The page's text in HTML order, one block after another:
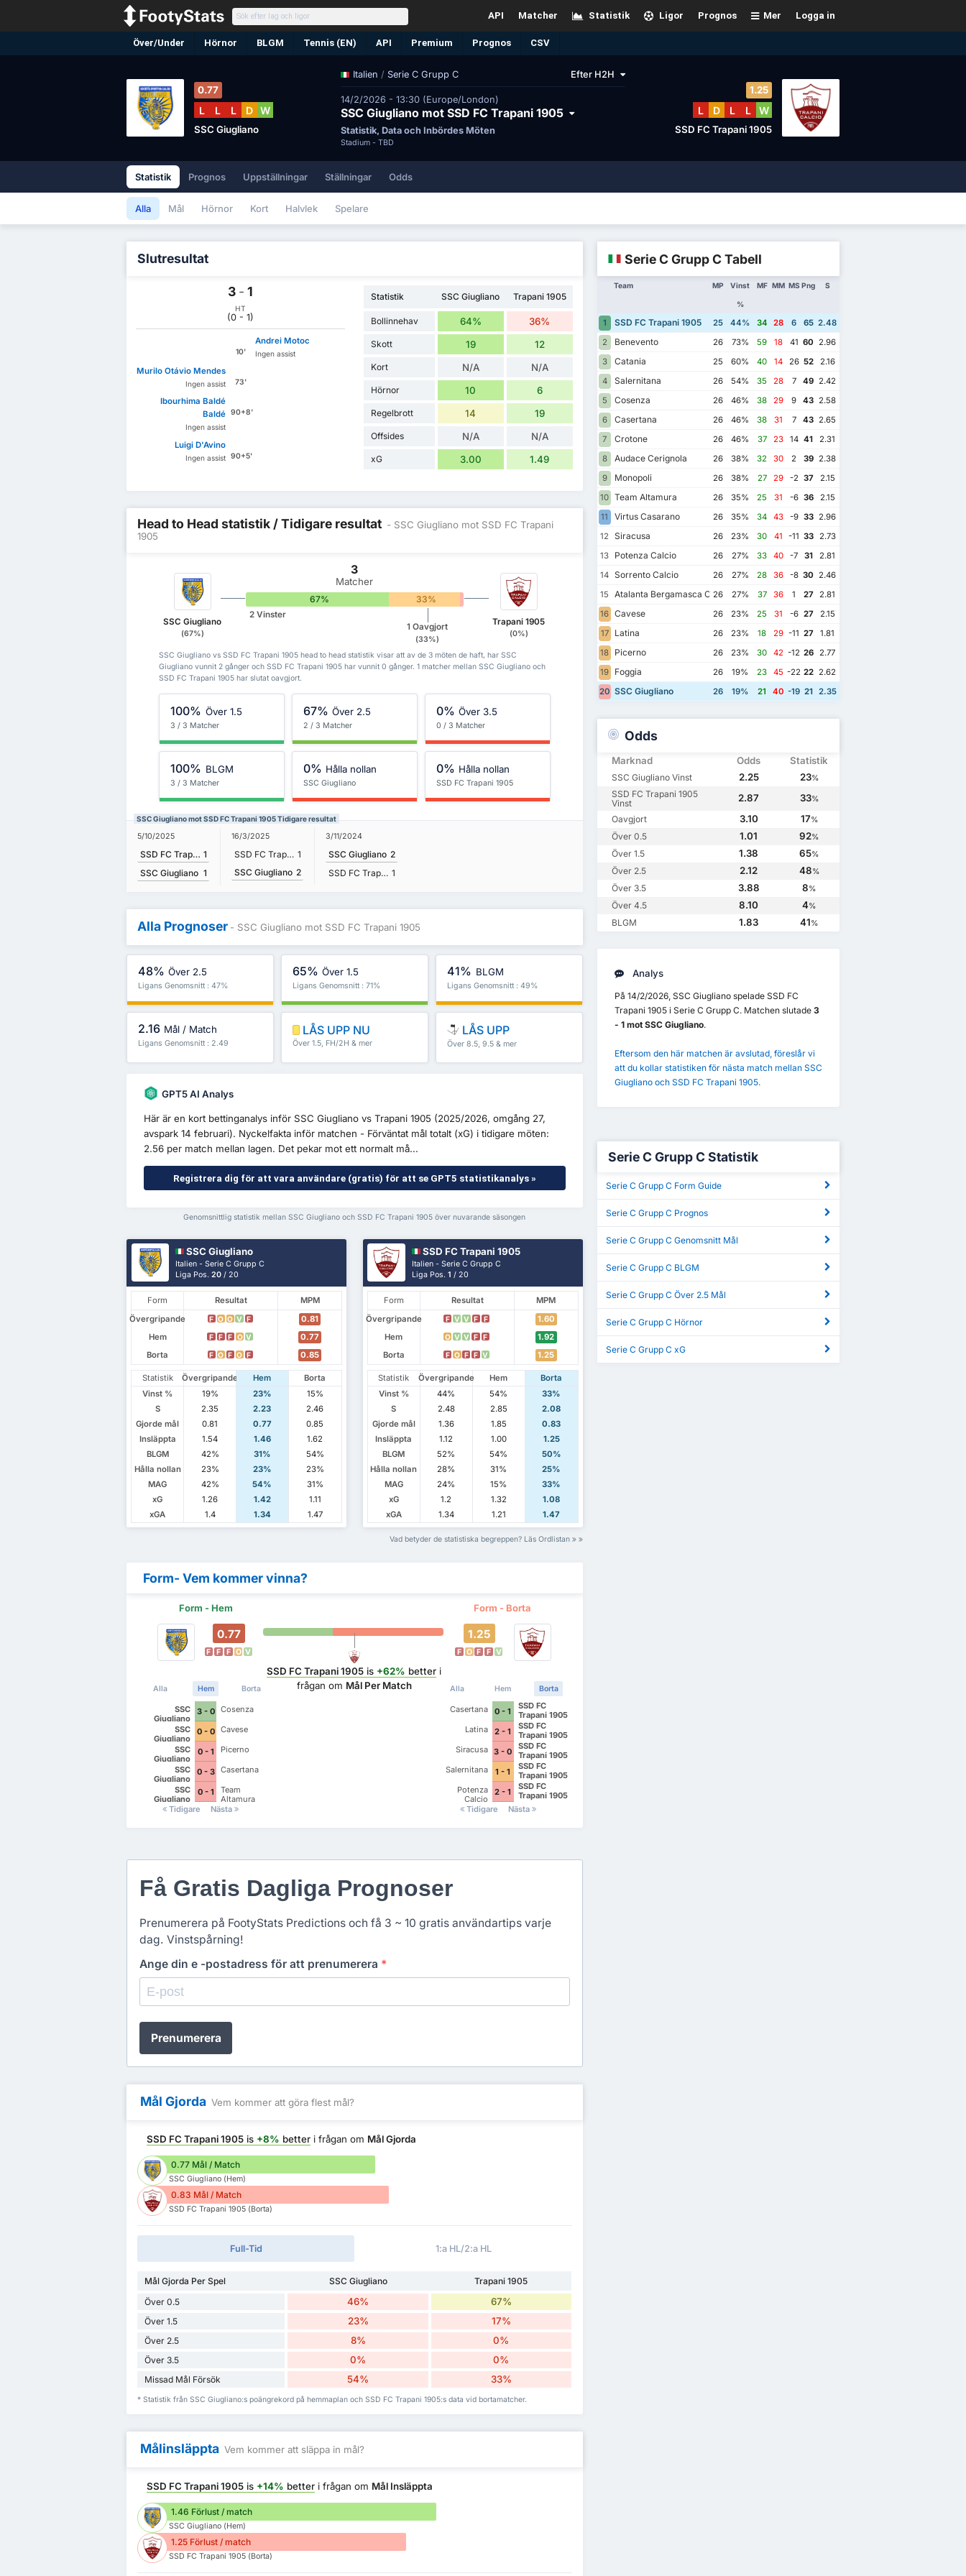
Logga in
Mer
Prognos
Ligor
Statistik
Matcher
API
Över/Under Hörnor BLGM Tennis (EN) API Premium Prognos CSV
Italien / Serie C Grupp C Efter H2H
14/2/2026 - 13:30 (Europe/London)
SSC Giugliano mot SSD FC Trapani 1905
Statistik, Data och Inbördes Möten
Stadium - TBD
0.77
L L L D W
SSC Giugliano
1.25
L D L L W
SSD FC Trapani 1905
Statistik Prognos Uppställningar Ställningar Odds
Alla Mål Hörnor Kort Halvlek Spelare
Slutresultat
3 - 1
HT
(0 - 1)
10'
Andrei Motoc
Ingen assist
Murilo Otávio Mendes
Ingen assist 73'
Ibourhima Baldé
Baldé
Ingen assist
90+8'
Luigi D'Avino
Ingen assist 90+5'
Statistik SSC Giugliano Trapani 1905
Bollinnehav 64% 36%
Skott 19 12
Kort N/A N/A
Hörnor 10 6
Regelbrott 14 19
Offsides N/A N/A
xG 3.00 1.49
Head to Head statistik / Tidigare resultat - SSC Giugliano mot SSD FC Trapani
1905
SSC Giugliano
(67%)
3
Matcher
67% 33% 0%
2 Vinster
1 Oavgjort
(33%)
Trapani 1905
(0%)
SSC Giugliano vs SSD FC Trapani 1905 head to head statistik visar att av de 3 möten de haft, har SSC
Giugliano vunnit 2 gånger och SSD FC Trapani 1905 har vunnit 0 gånger. 1 matcher mellan SSC Giugliano och
SSD FC Trapani 1905 har slutat oavgjort.
100% Över 1.5
3 / 3 Matcher
67% Över 2.5
2 / 3 Matcher
0% Över 3.5
0 / 3 Matcher
100% BLGM
3 / 3 Matcher
0% Hålla nollan
SSC Giugliano
0% Hålla nollan
SSD FC Trapani 1905
SSC Giugliano mot SSD FC Trapani 1905 Tidigare resultat
5/10/2025
SSD FC Trapani 1905 1
SSC Giugliano 1
16/3/2025
SSD FC Trapani 1905 1
SSC Giugliano 2
3/11/2024
SSC Giugliano 2
SSD FC Trapani 1905 1
Alla Prognoser - SSC Giugliano mot SSD FC Trapani 1905
48% Över 2.5
Ligans Genomsnitt : 47%
65% Över 1.5
Ligans Genomsnitt : 71%
41% BLGM
Ligans Genomsnitt : 49%
2.16 Mål / Match
Ligans Genomsnitt : 2.49
LÅS UPP NU
Över 1.5, FH/2H & mer
LÅS UPP
Över 8.5, 9.5 & mer
GPT5 AI Analys
Här är en kort bettinganalys inför SSC Giugliano vs Trapani 1905 (2025/2026, omgång 27,
avspark 14 februari). Nyckelfakta inför matchen - Förväntat mål totalt (xG) i tidigare möten:
2.56 per match mellan lagen. Det pekar mot ett normalt må...
Registrera dig för att vara användare (gratis) för att se GPT5 statistikanalys »
Genomsnittlig statistik mellan SSC Giugliano och SSD FC Trapani 1905 över nuvarande säsongen
SSC Giugliano
Italien - Serie C Grupp C
Liga Pos.20 / 20
Form Resultat
MPM
Övergripande
F O O V F
0.81
Hem
F F F O V
0.77
Borta
F O F O F 0.85
Statistik Övergripande Hem
Borta
Vinst %
19% 23%
15%
S
2.35 2.23
2.46
Gjorde mål
0.81 0.77
0.85
Insläppta
1.54 1.46
1.62
BLGM
42% 31%
54%
Hålla nollan
23% 23%
23%
MAG
42% 54%
31%
xG
1.26 1.42
1.11
xGA
1.4 1.34 1.47
SSD FC Trapani 1905
Italien - Serie C Grupp C
Liga Pos.1 / 20
Form Resultat
MPM
Övergripande
F V V F F
1.60
Hem
O V V F F
1.92
Borta
F O F F V 1.25
Statistik Övergripande Hem
Borta
Vinst %
44% 54%
33%
S
2.48 2.85
2.08
Gjorde mål
1.36 1.85
0.83
Insläppta
1.12 1.00
1.25
BLGM
52% 54%
50%
Hålla nollan
28% 31%
25%
MAG
24% 15%
33%
xG
1.2 1.32
1.08
xGA
1.34 1.21 1.47
Vad betyder de statistiska begreppen? Läs Ordlistan
Form- Vem kommer vinna?
Form - Hem Form - Borta
0.77
F F F O V
Alla Hem Borta
SSC
Giugliano
3 - 0
Cosenza
SSC
Giugliano
0 - 0
Cavese
SSC
Giugliano
0 - 1
Picerno
SSC
Giugliano
0 - 3
Casertana
SSC
Giugliano
0 - 1
Team
Altamura
Tidigare
Nästa
SSD FC Trapani 1905 is +62% better i
frågan om Mål Per Match
1.25
F O F F V
Alla Hem Borta
Casertana 0 - 1
SSD FC
Trapani 1905
Latina
2 - 1
SSD FC
Trapani 1905
Siracusa 3 - 0
SSD FC
Trapani 1905
Salernitana
1 - 1
SSD FC
Trapani 1905
Potenza
Calcio
2 - 1
SSD FC
Trapani 1905
Tidigare
Nästa
Få Gratis Dagliga Prognoser
Prenumerera på FootyStats Predictions och få 3 ~ 10 gratis användartips varje
dag. Vinstspårning!
Ange din e -postadress för att prenumerera *
Prenumerera
Mål Gjorda Vem kommer att göra flest mål?
SSD FC Trapani 1905 is +8% better i frågan om Mål Gjorda
0.77 Mål / Match
SSC Giugliano (Hem)
0.83 Mål / Match
SSD FC Trapani 1905 (Borta)
Full-Tid 1:a HL/2:a HL
Mål Gjorda Per Spel SSC Giugliano
Trapani 1905
Över 0.5
46% 67%
Över 1.5 23% 17%
Över 2.5 8% 0%
Över 3.5 0% 0%
Missad Mål Försök 54% 33%
* Statistik från SSC Giugliano:s poängrekord på hemmaplan och SSD FC Trapani 1905:s data vid bortamatcher.
Målinsläppta Vem kommer att släppa in mål?
SSD FC Trapani 1905 is +14% better i frågan om Mål Insläppta
1.46 Förlust / match
SSC Giugliano (Hem)
1.25 Förlust / match
SSD FC Trapani 1905 (Borta)
Serie C Grupp C Tabell
Team MP Vinst
%
MF MM MS Png S
1 SSD FC Trapani 1905 25 44% 34 28 6 65 2.48
2
Benevento 26 73% 59 18 41 60 2.96
3
Catania 25 60% 40 14 26 52
2.16
4
Salernitana 26 54% 35 28 7 49 2.42
5
Cosenza 26 46% 38 29 9 43 2.58
6
Casertana 26 46% 38 31 7 43 2.65
7
Crotone 26 46% 37 23 14 41
2.31
8
Audace Cerignola 26 38% 32 30 2 39 2.38
9
Monopoli 26 38% 27 29 -2 37
2.15
10 Team Altamura 26 35% 25 31 -6 36
2.15
11
Virtus Casarano 26 35% 34 43 -9 33 2.96
12
Siracusa 26 23% 30 41 -11 33 2.73
13
Potenza Calcio 26 27% 33 40 -7 31
2.81
14 Sorrento Calcio 26 27% 28 36 -8 30 2.46
15
Atalanta Bergamasca Calcio U23
26 27% 37 36 1 27
2.81
16 Cavese 26 23% 25 31 -6 27
2.15
17
Latina 26 23% 18 29 -11 27
1.81
18
Picerno 26 23% 30 42 -12 26
2.77
19
Foggia 26 19% 23 45 -22 22 2.62
20 SSC Giugliano 26 19% 21 40 -19 21 2.35
Odds
Marknad Odds Statistik
SSC Giugliano Vinst 2.25 23%
SSD FC Trapani 1905
Vinst
2.87 33%
Oavgjort 3.10 17%
Över 0.5 1.01 92%
Över 1.5 1.38 65%
Över 2.5 2.12 48%
Över 3.5 3.88 8%
Över 4.5 8.10 4%
BLGM 1.83 41%
Analys
På 14/2/2026, SSC Giugliano spelade SSD FC
Trapani 1905 i Serie C Grupp C. Matchen slutade 3
- 1 mot SSC Giugliano.
Eftersom den här matchen är avslutad, föreslår vi
att du kollar statistiken för nästa match mellan SSC
Giugliano och SSD FC Trapani 1905.
Serie C Grupp C Statistik
Serie C Grupp C Form Guide
Serie C Grupp C Prognos
Serie C Grupp C Genomsnitt Mål
Serie C Grupp C BLGM
Serie C Grupp C Över 2.5 Mål
Serie C Grupp C Hörnor
Serie C Grupp C xG